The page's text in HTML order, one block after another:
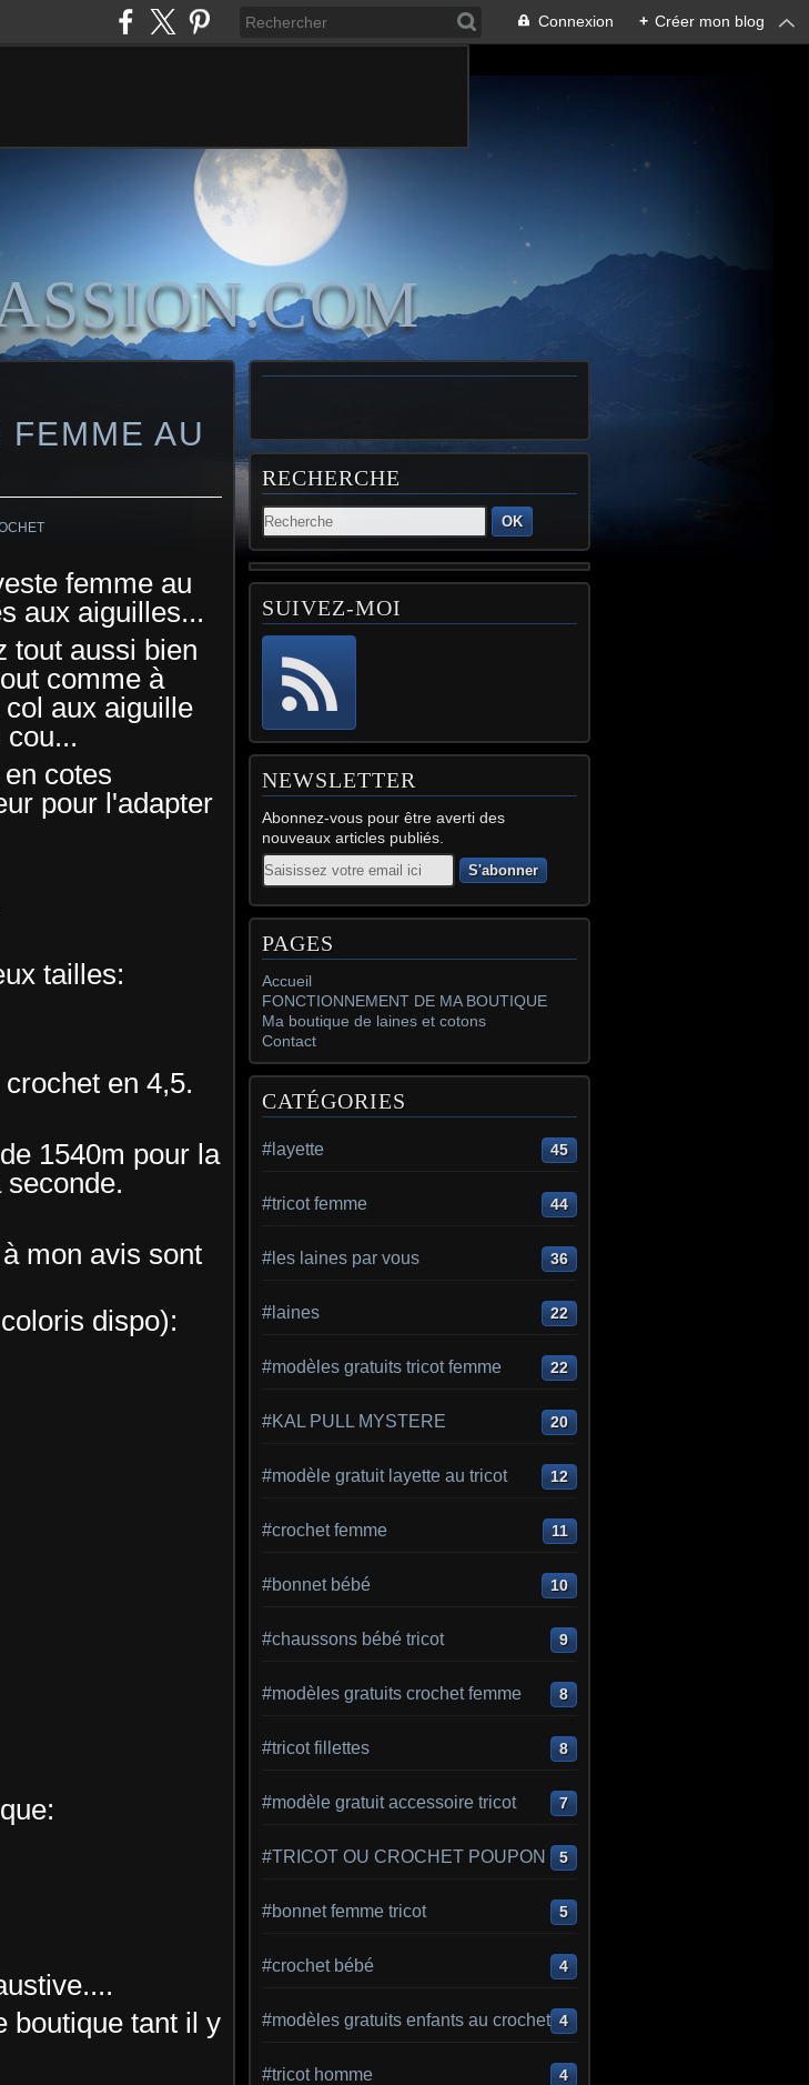
Connexion + Créer mon blog
AU
femme au
aux aiguilles...
tout aussi bien
comme à
aux aiguille
cotes
pour l'adapter
tailles:
en 4,5.
1540m pour la
mon avis sont
dispo):
boutique tant il y
RECHERCHE
OK
SUIVEZ-MOI
NEWSLETTER
Abonnez-vous pour être averti des
nouveaux articles publiés.
Email
PAGES
Accueil
FONCTIONNEMENT DE MA BOUTIQUE
Ma boutique de laines et cotons
Contact
CATÉGORIES
#layette 45
#tricot femme 44
#les laines par vous 36
#laines 22
#modèles gratuits tricot femme 22
#KAL PULL MYSTERE 20
#modèle gratuit layette au tricot 12
#crochet femme 11
#bonnet bébé 10
#chaussons bébé tricot 9
#modèles gratuits crochet femme 8
#tricot fillettes 8
#modèle gratuit accessoire tricot 7
#TRICOT OU CROCHET POUPON 5
#bonnet femme tricot 5
#crochet bébé 4
#modèles gratuits enfants au crochet 4
#tricot homme 4